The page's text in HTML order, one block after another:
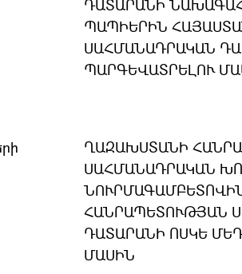
ԴԱՏԱՐԱՆԻ
ՊԱՊԻԵՐԻՆ
ՍԱՀՄԱՆԱԴՐԱԿԱՆ
ՊԱՐԳԵՎԱՏՐԵԼՈՒ
ՂԱԶԱԽՍՏԱՆԻ
ՍԱՀՄԱՆԱԴՐԱԿԱՆ
ՀԱՆՐԱՊԵՏՈՒԹՅԱՆ
ԴԱՏԱՐԱՆԻ ՈՍԿԵ
ՄԱՍԻՆ